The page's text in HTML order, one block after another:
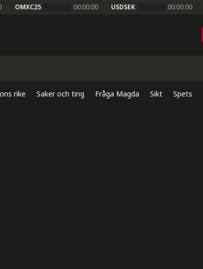
OMXC25 00:00:00 USDSEK 00:00:00
rike Saker och ting Fråga Magda Sikt Spets